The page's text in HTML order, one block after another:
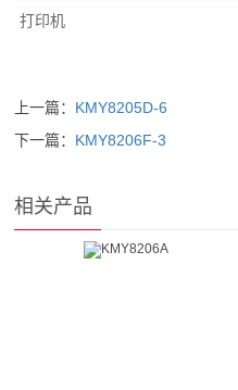
打印机
上一篇： KMY8205D-6
下一篇： KMY8206F-3
相关产品